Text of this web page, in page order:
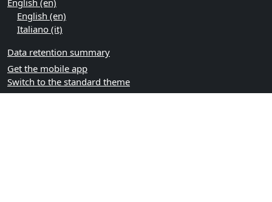
English ‎(en)‎
English ‎(en)‎
Italiano ‎(it)‎
Data retention summary
Get the mobile app
Switch to the standard theme